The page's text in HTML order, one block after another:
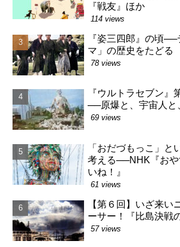
『戦友』ほか
114 views
『姿三四郎』の頃
マ」の歴史をたどる
78 views
『ウルトラセブン』
──原爆と、宇宙人と
69 views
「おだづもっこ」と
考える──NHK『お
いね！』
61 views
【第６回】いざ来い
ーサー！『比島決戦
57 views